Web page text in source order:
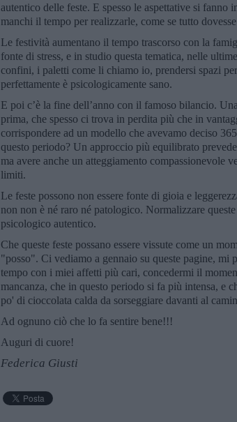
autentico delle feste. E spesso le aspettative si fanno
manchi il tempo per realizzarle, come se tutto
Le festività aumentano il tempo trascorso con la
fonte di stress, e in studio questa tematica, nelle
confini, i paletti come li chiamo io, prendersi spazi
perfettamente è psicologicamente sano.
E poi c’è la fine dell’anno con il famoso bilancio.
prima, che spesso ci trova in perdita più che in
corrispondere ad un modello che avevamo deciso
questo periodo? Un approccio più equilibrato
ma avere anche un atteggiamento compassionevole
limiti.
Le feste possono non essere fonte di gioia e
non non è né raro né patologico. Normalizzare
psicologico autentico.
Che queste feste possano essere vissute come un
"posso". Ci vediamo a gennaio su queste pagine, mi
tempo con i miei affetti più cari, concedermi il
mancanza, che in questo periodo si fa più intensa, e
po' di cioccolata calda da sorseggiare davanti al
Ad ognuno ciò che lo fa sentire bene!!!
Auguri di cuore!
Federica Giusti